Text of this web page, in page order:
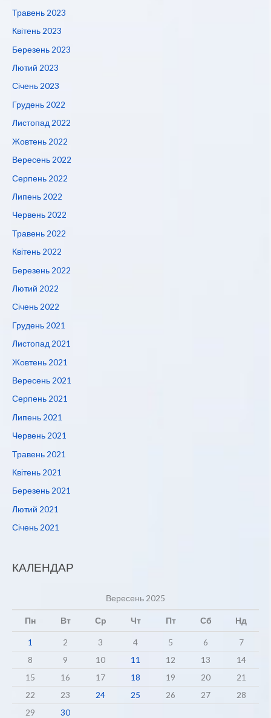
Травень 2023
Квітень 2023
Березень 2023
Лютий 2023
Січень 2023
Грудень 2022
Листопад 2022
Жовтень 2022
Вересень 2022
Серпень 2022
Липень 2022
Червень 2022
Травень 2022
Квітень 2022
Березень 2022
Лютий 2022
Січень 2022
Грудень 2021
Листопад 2021
Жовтень 2021
Вересень 2021
Серпень 2021
Липень 2021
Червень 2021
Травень 2021
Квітень 2021
Березень 2021
Лютий 2021
Січень 2021
КАЛЕНДАР
Вересень 2025
Пн Вт Ср Чт Пт Сб Нд
1 2 3 4 5 6
7
8
9 10 11 12 13
14
15
16 17 18 19 20
21
22
23 24 25 26 27
28
29
30